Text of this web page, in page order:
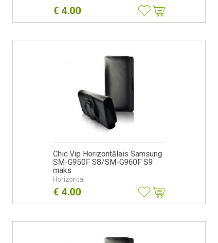
€ 4.00
Chic Vip Horizontālais Samsung
SM-G950F S8/SM-G960F S9
maks
Horizontal
€ 4.00